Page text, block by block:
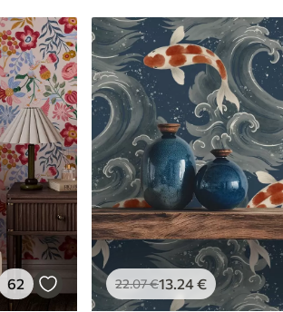
62 22.07€13.24€